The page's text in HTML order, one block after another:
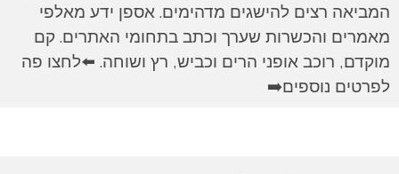
המביאה רצים להישגים מדהימים. אספן ידע מאלפי
מאמרים והכשרות שערך וכתב בתחומי האתרים. קם
מוקדם, רוכב אופני הרים וכביש, רץ ושוחה. ⬅️לחצו פה
לפרטים נוספים➡️